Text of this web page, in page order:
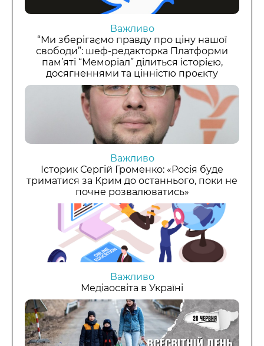
Важливо
“Ми зберігаємо правду про ціну нашої
свободи”: шеф-редакторка Платформи
пам’яті “Меморіал” ділиться історією,
досягненнями та цінністю проєкту
Важливо
Історик Сергій Громенко: «Росія буде
триматися за Крим до останнього, поки не
почне розвалюватись»
Важливо
Медіаосвіта в Україні